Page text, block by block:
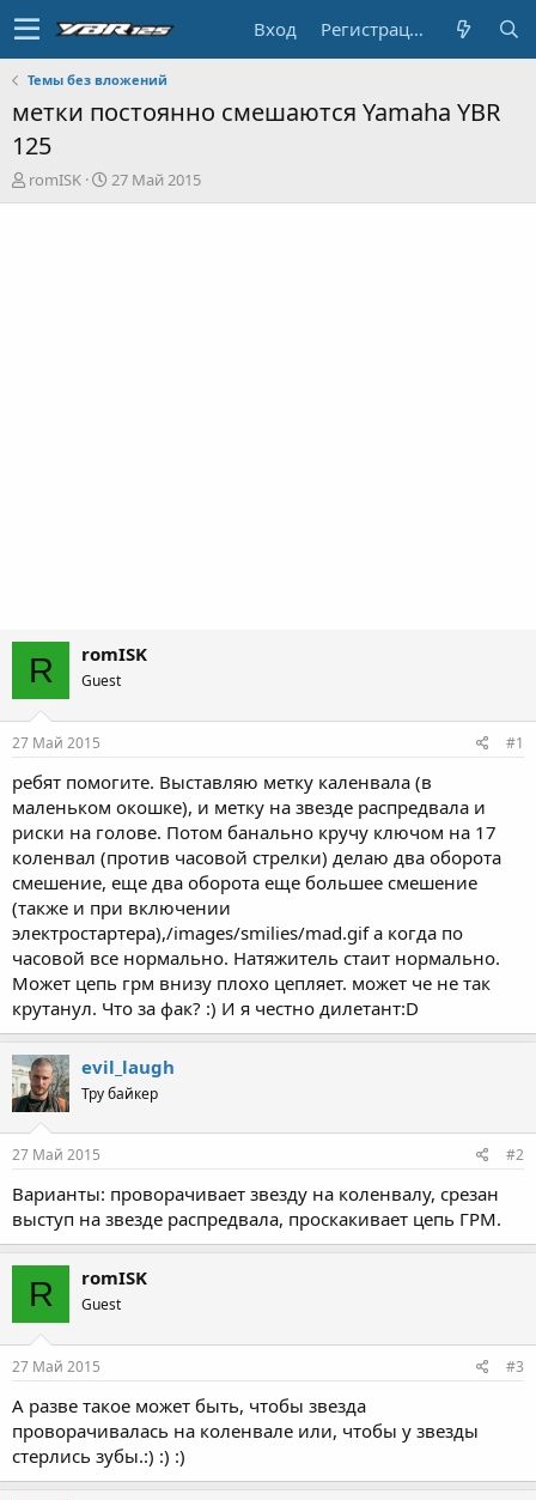
Вход Регистрация
Темы без вложений
метки постоянно смешаются Yamaha YBR
125
А
в
romISK
Д
а
27 Май 2015
R romISK
Guest
27 Май 2015 #1
ребят помогите. Выставляю метку каленвала (в
маленьком окошке), и метку на звезде распредвала и
риски на голове. Потом банально кручу ключом на 17
коленвал (против часовой стрелки) делаю два оборота
смешение, еще два оборота еще большее смешение
(также и при включении
электростартера),/images/smilies/mad.gif а когда по
часовой все нормально. Натяжитель стаит нормально.
Может цепь грм внизу плохо цепляет. может че не так
крутанул. Что за фак? :) И я честно дилетант:D
evil_laugh
Тру байкер
27 Май 2015 #2
Варианты: проворачивает звезду на коленвалу, срезан
выступ на звезде распредвала, проскакивает цепь ГРМ.
R romISK
Guest
27 Май 2015 #3
А разве такое может быть, чтобы звезда
проворачивалась на коленвале или, чтобы у звезды
стерлись зубы.:) :) :)